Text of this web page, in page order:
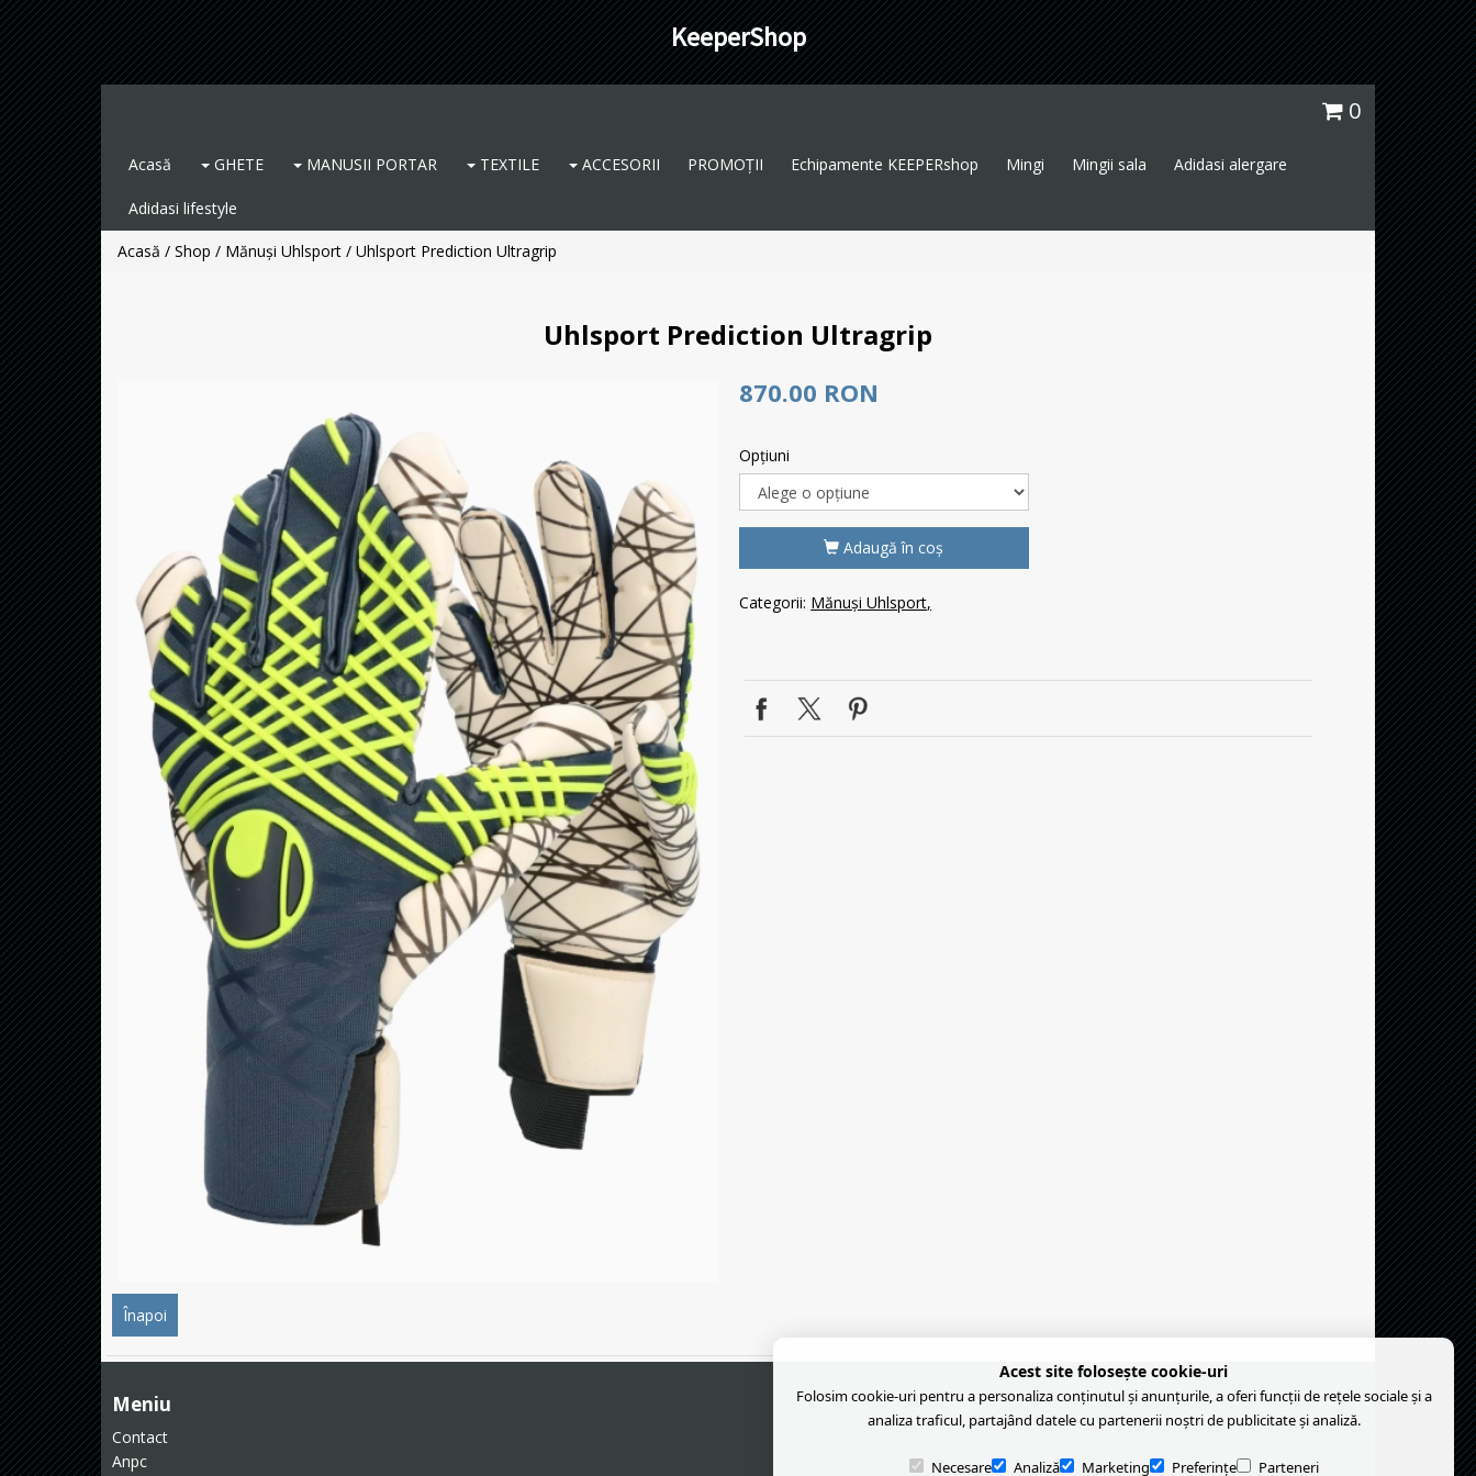
KeeperShop
0
Acasă GHETE MANUSII PORTAR TEXTILE ACCESORII PROMOȚII Echipamente KEEPERshop Mingi Mingii sala Adidasi alergare
Adidasi lifestyle
Acasă / Shop / Mănuși Uhlsport / Uhlsport Prediction Ultragrip
Uhlsport Prediction Ultragrip
870.00 RON
Opţiuni
Adaugă în coş
Categorii: Mănuși Uhlsport
Înapoi
Meniu
Contact
Anpc
Acest site folosește cookie-uri
Folosim cookie-uri pentru a personaliza conținutul și anunțurile, a oferi funcții de rețele sociale și a
analiza traficul, partajând datele cu partenerii noștri de publicitate și analiză.
Necesare Analiză Marketing Preferințe Parteneri